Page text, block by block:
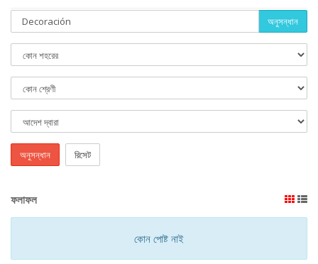
অনুসন্ধান
অনুসন্ধান রিসেট
ফলাফল
কোন পোষ্ট নাই